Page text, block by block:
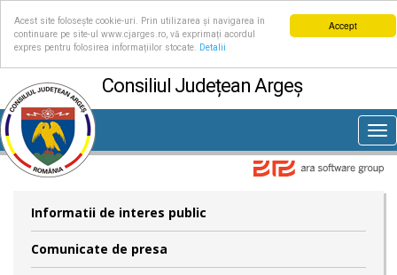
Accept
Acest site folosește cookie-uri. Prin utilizarea și navigarea în
continuare pe site-ul www.cjarges.ro, vă exprimați acordul
expres pentru folosirea informațiilor stocate.
Detalii
Consiliul Județean Argeș
Informatii de interes public
Comunicate de presa